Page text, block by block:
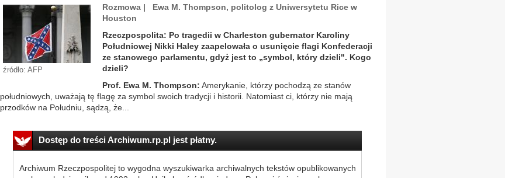
źródło: AFP
Rozmowa | Ewa M. Thompson, politolog z Uniwersytetu Rice w
Houston
Rzeczpospolita: Po tragedii w Charleston gubernator Karoliny
Południowej Nikki Haley zaapelowała o usunięcie flagi Konfederacji
ze stanowego parlamentu, gdyż jest to „symbol, który dzieli". Kogo
dzieli?
Prof. Ewa M. Thompson: Amerykanie, którzy pochodzą ze stanów
południowych, uważają tę flagę za symbol swoich tradycji i historii. Natomiast ci, którzy nie mają
przodków na Południu, sądzą, że...
Dostęp do treści Archiwum.rp.pl jest płatny.
Archiwum Rzeczpospolitej to wygodna wyszukiwarka archiwalnych tekstów opublikowanych